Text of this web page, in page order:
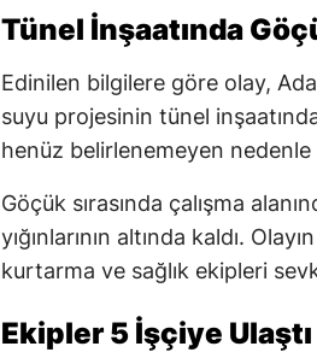
Tünel İnşaatında
Edinilen bilgilere göre olay,
suyu projesinin tünel
henüz belirlenemeyen
Göçük sırasında çalışma
yığınlarının altında kaldı.
kurtarma ve sağlık ekipleri
Ekipler 5 İşçiye Ulaştı